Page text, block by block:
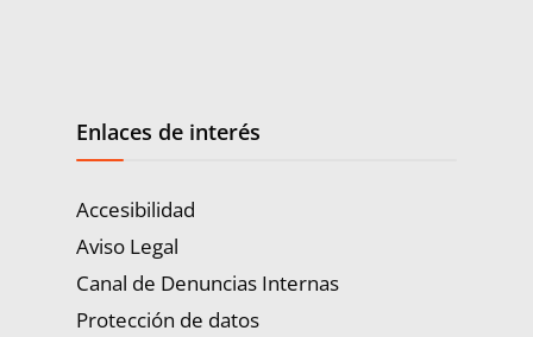
Enlaces de interés
Accesibilidad
Aviso Legal
Canal de Denuncias Internas
Protección de datos